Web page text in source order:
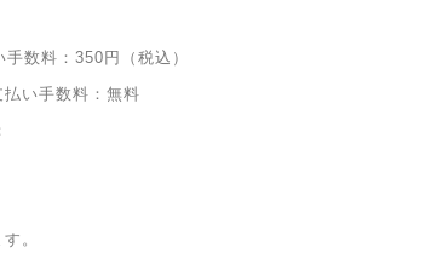
数料：350円（税込）
い手数料：無料
。